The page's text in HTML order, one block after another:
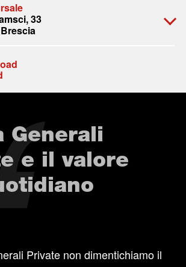
33
Generali
e il valore
Private non dimentichiamo il